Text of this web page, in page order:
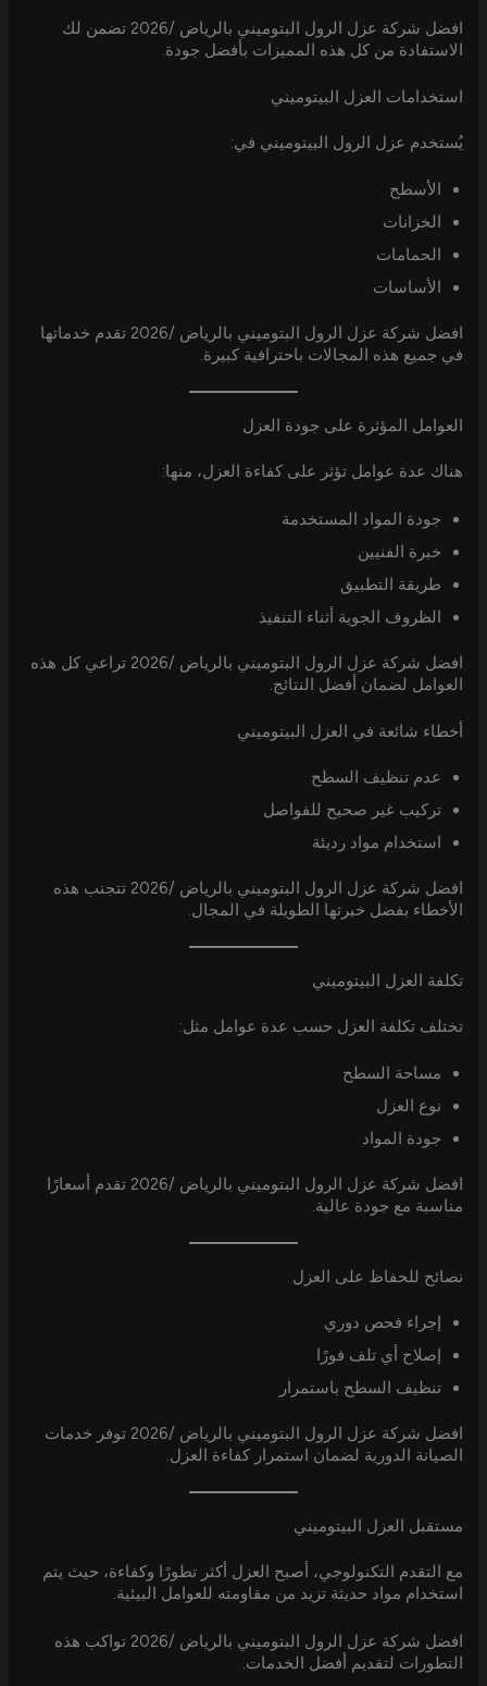
افضل شركة عزل الرول البتوميني بالرياض /2026 تضمن لك
الاستفادة من كل هذه المميزات بأفضل جودة.
استخدامات العزل البيتوميني
يُستخدم عزل الرول البيتوميني في:
الأسطح
الخزانات
الحمامات
الأساسات
افضل شركة عزل الرول البتوميني بالرياض /2026 تقدم خدماتها
في جميع هذه المجالات باحترافية كبيرة.
العوامل المؤثرة على جودة العزل
هناك عدة عوامل تؤثر على كفاءة العزل، منها:
جودة المواد المستخدمة
خبرة الفنيين
طريقة التطبيق
الظروف الجوية أثناء التنفيذ
افضل شركة عزل الرول البتوميني بالرياض /2026 تراعي كل هذه
العوامل لضمان أفضل النتائج.
أخطاء شائعة في العزل البيتوميني
عدم تنظيف السطح
تركيب غير صحيح للفواصل
استخدام مواد رديئة
افضل شركة عزل الرول البتوميني بالرياض /2026 تتجنب هذه
الأخطاء بفضل خبرتها الطويلة في المجال.
تكلفة العزل البيتوميني
تختلف تكلفة العزل حسب عدة عوامل مثل:
مساحة السطح
نوع العزل
جودة المواد
افضل شركة عزل الرول البتوميني بالرياض /2026 تقدم أسعارًا
مناسبة مع جودة عالية.
نصائح للحفاظ على العزل
إجراء فحص دوري
إصلاح أي تلف فورًا
تنظيف السطح باستمرار
افضل شركة عزل الرول البتوميني بالرياض /2026 توفر خدمات
الصيانة الدورية لضمان استمرار كفاءة العزل.
مستقبل العزل البيتوميني
مع التقدم التكنولوجي، أصبح العزل أكثر تطورًا وكفاءة، حيث يتم
استخدام مواد حديثة تزيد من مقاومته للعوامل البيئية.
افضل شركة عزل الرول البتوميني بالرياض /2026 تواكب هذه
التطورات لتقديم أفضل الخدمات.